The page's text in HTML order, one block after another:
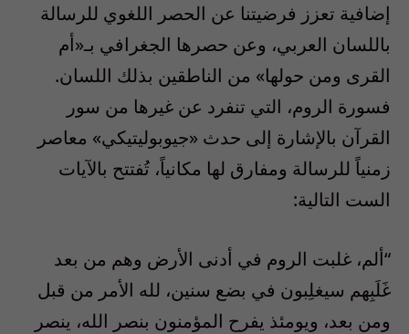
إضافية تعزز فرضيتنا عن الحصر اللغوي للرسالة
باللسان العربي، وعن حصرها الجغرافي بـ«أم
القرى ومن حولها» من الناطقين بذلك اللسان.
فسورة الروم، التي تنفرد عن غيرها من سور
القرآن بالإشارة إلى حدث «جيوبوليتيكي» معاصر
زمنياً للرسالة ومفارق لها مكانياً، تُفتتح بالآيات
الست التالية:
“ألم، غلبت الروم في أدنى الأرض وهم من بعد
غَلَبِهم سيغلِبون في بضع سنين، لله الأمر من قبل
ومن بعد، ويومئذ يفرح المؤمنون بنصر الله، ينصر